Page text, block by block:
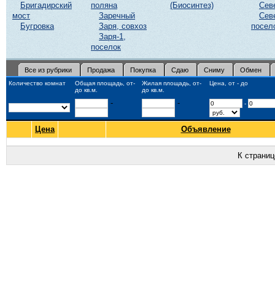
Бригадирский
мост
Бугровка
поляна
Заречный
Заря, совхоз
Заря-1,
поселок
(Биосинтез)
Все из рубрики Продажа Покупка Сдаю Сниму Обмен
Количество комнат
Общая площадь, от-
до кв.м.
Жилая площадь, от-
до кв.м.
Цена, от - до
- - -
Цена Объявление
К